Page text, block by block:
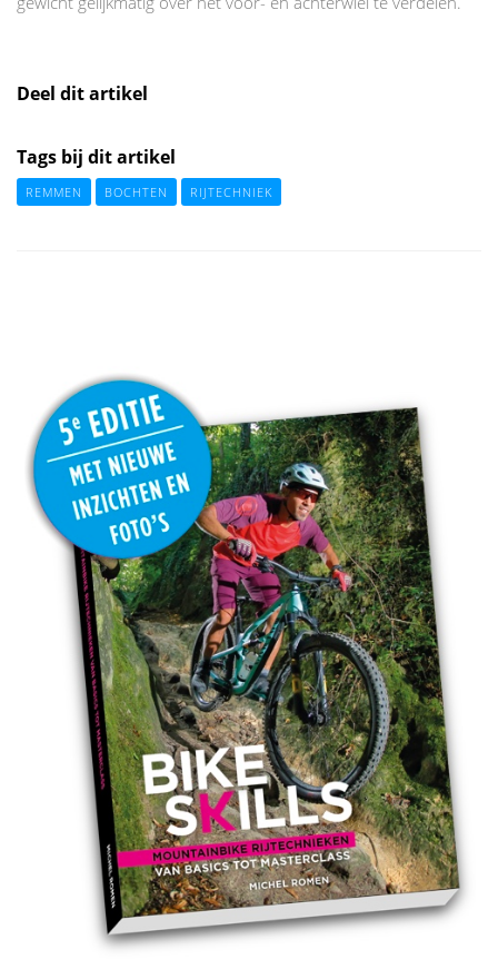
Deel dit artikel
Tags bij dit artikel
REMMEN BOCHTEN RIJTECHNIEK